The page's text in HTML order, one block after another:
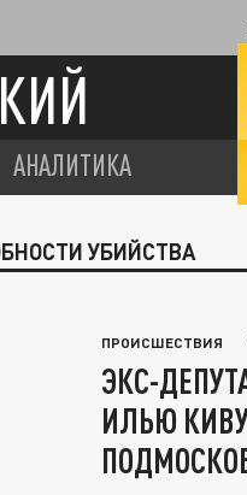
АНАЛИТИКА
УБИЙСТВА
ПРОИСШЕСТВИЯ
ЭКС-
ИЛЬЮ